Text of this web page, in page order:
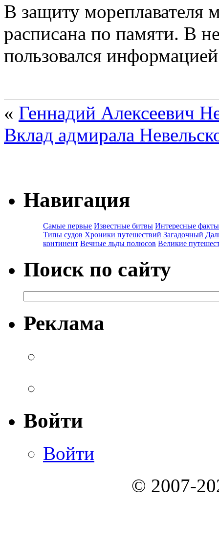
В защиту мореплавателя
расписана по памяти. В
пользовался
« Геннадий Алексеевич
Вклад адмирала
Навигация
Самые первые Известные битвы Интересные факты
Типы судов Хроники путешествий Загадочный
континент Вечные льды полюсов Великие
Поиск по сайту
Реклама
Войти
Войти
© 2007-